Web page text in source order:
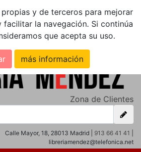
propias y de terceros para mejorar
facilitar la navegación. Si continúa
que acepta su uso.
más información
Zona de Clientes
Calle Mayor, 18, 28013 Madrid | 913 66 41 41
libreriamendez@telefonica.net